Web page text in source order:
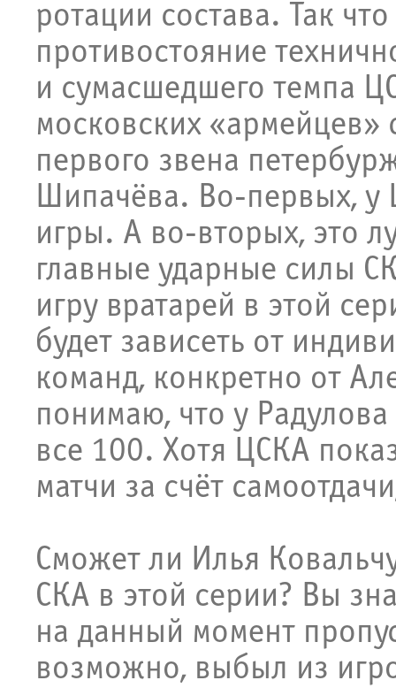
ротации состава. Так
противостояние
и сумасшедшего темпа
московских «армейцев»
первого звена
Шипачёва. Во-первых, у
игры. А во-вторых, это
главные ударные силы
игру вратарей в этой
будет зависеть от
команд, конкретно от
понимаю, что у
все 100. Хотя ЦСКА
матчи за счёт
Сможет ли Илья
СКА в этой серии? Вы
на данный момент
возможно, выбыл из